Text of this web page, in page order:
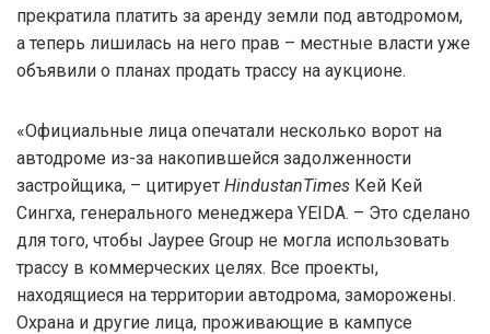
прекратила платить за аренду земли под автодромом,
а теперь лишилась на него прав – местные власти уже
объявили о планах продать трассу на аукционе.
«Официальные лица опечатали несколько ворот на
автодроме из-за накопившейся задолженности
застройщика, – цитирует HindustanTimes Кей Кей
Сингха, генерального менеджера YEIDA. – Это сделано
для того, чтобы Jaypee Group не могла использовать
трассу в коммерческих целях. Все проекты,
находящиеся на территории автодрома, заморожены.
Охрана и другие лица, проживающие в кампусе